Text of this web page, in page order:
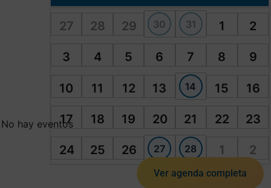
27 28 29 30 31 1 2
3 4 5 6 7 8 9
10 11 12 13 14 15 16
17 18 19 20 21 22 23
24 25 26 27 28 1 2
No hay eventos
Ver agenda completa